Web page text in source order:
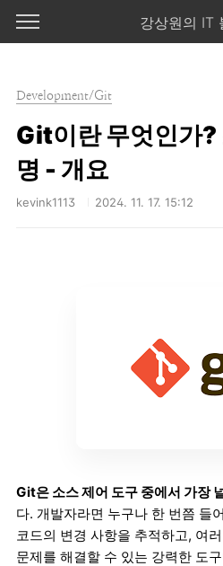
강상원의 IT
Development/Git
Git이란 무엇인가?
명 - 개요
kevink1113 2024. 11. 17. 15:12
Git은 소스 제어 도구 중에서 가장
다. 개발자라면 누구나 한 번쯤 들
코드의 변경 사항을 추적하고, 여
문제를 해결할 수 있는 강력한 도